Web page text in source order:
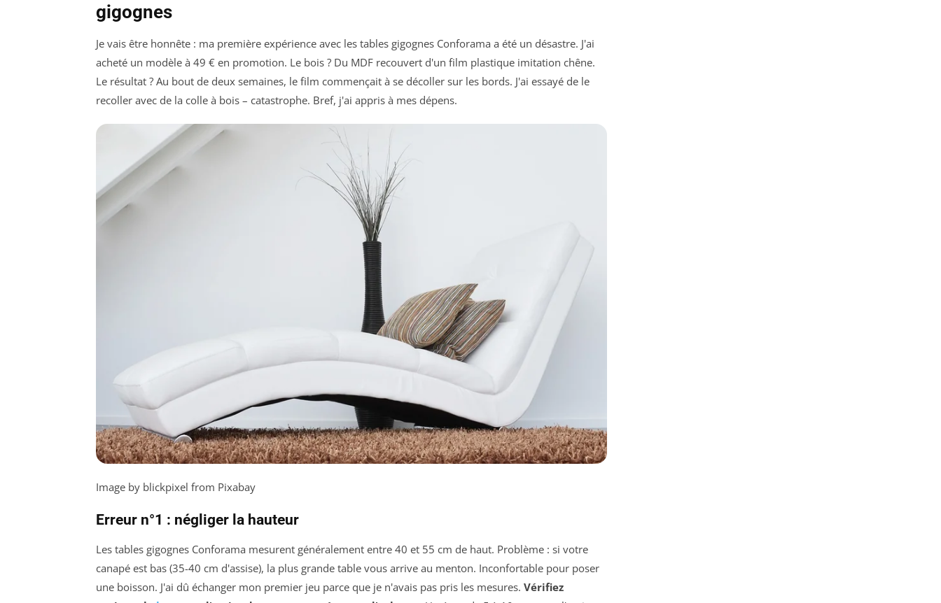
gigognes
Je vais être honnête : ma première expérience avec les tables gigognes Conforama a été un désastre. J'ai
acheté un modèle à 49 € en promotion. Le bois ? Du MDF recouvert d'un film plastique imitation chêne.
Le résultat ? Au bout de deux semaines, le film commençait à se décoller sur les bords. J'ai essayé de le
recoller avec de la colle à bois – catastrophe. Bref, j'ai appris à mes dépens.
Image by blickpixel from Pixabay
Erreur n°1 : négliger la hauteur
Les tables gigognes Conforama mesurent généralement entre 40 et 55 cm de haut. Problème : si votre
canapé est bas (35-40 cm d'assise), la plus grande table vous arrive au menton. Inconfortable pour poser
une boisson. J'ai dû échanger mon premier jeu parce que je n'avais pas pris les mesures. Vérifiez